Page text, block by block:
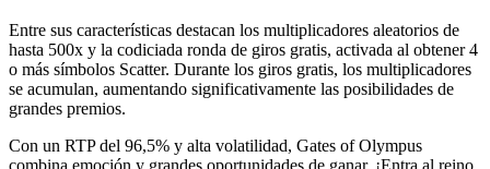
Entre sus características destacan los multiplicadores aleatorios de
hasta 500x y la codiciada ronda de giros gratis, activada al obtener 4
o más símbolos Scatter. Durante los giros gratis, los multiplicadores
se acumulan, aumentando significativamente las posibilidades de
grandes premios.
Con un RTP del 96,5% y alta volatilidad, Gates of Olympus
combina emoción y grandes oportunidades de ganar. ¡Entra al reino